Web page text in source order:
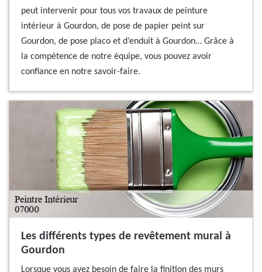
peut intervenir pour tous vos travaux de peinture
intérieur à Gourdon, de pose de papier peint sur
Gourdon, de pose placo et d’enduit à Gourdon… Grâce à
la compétence de notre équipe, vous pouvez avoir
confiance en notre savoir-faire.
Les différents types de revêtement mural à
Gourdon
Lorsque vous avez besoin de faire la finition des murs